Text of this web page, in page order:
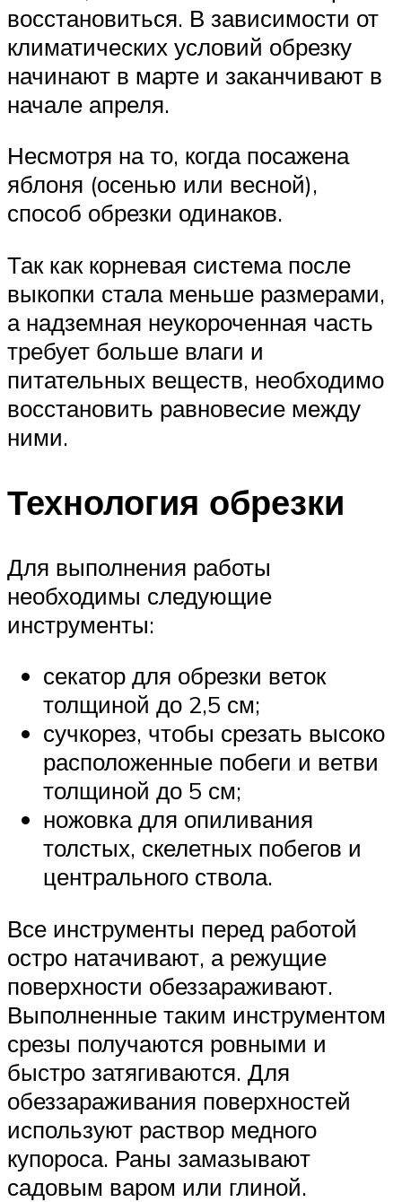
восстановиться. В зависимости от
климатических условий обрезку
начинают в марте и заканчивают в
начале апреля.
Несмотря на то, когда посажена
яблоня (осенью или весной),
способ обрезки одинаков.
Так как корневая система после
выкопки стала меньше размерами,
а надземная неукороченная часть
требует больше влаги и
питательных веществ, необходимо
восстановить равновесие между
ними.
Технология обрезки
Для выполнения работы
необходимы следующие
инструменты:
секатор для обрезки веток
толщиной до 2,5 см;
сучкорез, чтобы срезать высоко
расположенные побеги и ветви
толщиной до 5 см;
ножовка для опиливания
толстых, скелетных побегов и
центрального ствола.
Все инструменты перед работой
остро натачивают, а режущие
поверхности обеззараживают.
Выполненные таким инструментом
срезы получаются ровными и
быстро затягиваются. Для
обеззараживания поверхностей
используют раствор медного
купороса. Раны замазывают
садовым варом или глиной.